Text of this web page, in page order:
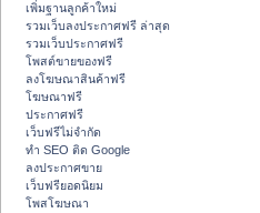
เพิ่มฐานลูกค้าใหม่
รวมเว็บลงประกาศฟรี ล่าสุด
รวมเว็บประกาศฟรี
โพสต์ขายของฟรี
ลงโฆษณาสินค้าฟรี
โฆษณาฟรี
ประกาศฟรี
เว็บฟรีไม่จำกัด
ทำ SEO ติด Google
ลงประกาศขาย
เว็บฟรียอดนิยม
โพสโฆษณา